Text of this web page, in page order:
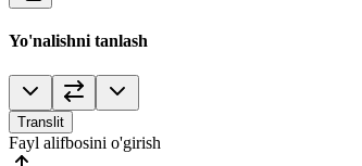
Yo'nalishni tanlash
Translit
Fayl alifbosini o'girish